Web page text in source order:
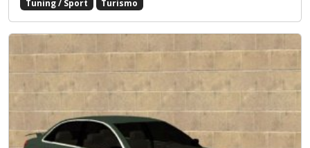
Tuning / Sport
Turismo